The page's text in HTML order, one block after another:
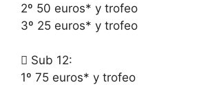
2º 50 euros* y trofeo
3º 25 euros* y trofeo
 Sub 12:
1º 75 euros* y trofeo